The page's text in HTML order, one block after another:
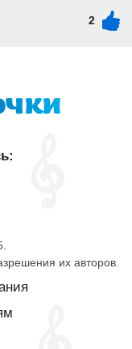
2
их авторов.